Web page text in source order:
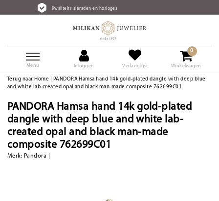
sieraden en horloges
Menu Inloggen Verlanglijst
0
Winkelwagen
Terug naar Home
PANDORA Hamsa hand 14k gold-plated dangle with deep blue
and white lab-created opal and black man-made composite 762699C01
PANDORA Hamsa hand 14k gold-plated
dangle with deep blue and white lab-
created opal and black man-made
composite 762699C01
Merk: Pandora